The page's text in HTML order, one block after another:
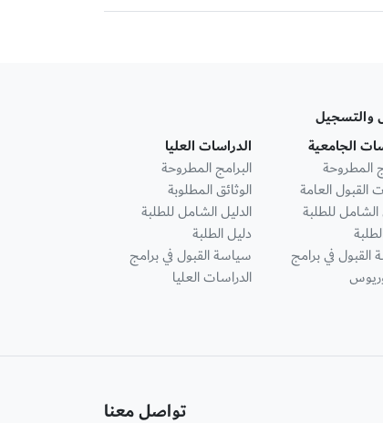
والتسجيل
الجامعية
المطروحة
القبول العامة
الشامل للطلبة
القبول في برامج
الدراسات العليا
البرامج المطروحة
الوثائق المطلوبة
الدليل الشامل للطلبة
دليل الطلبة
سياسة القبول في برامج
الدراسات العليا
تواصل معنا